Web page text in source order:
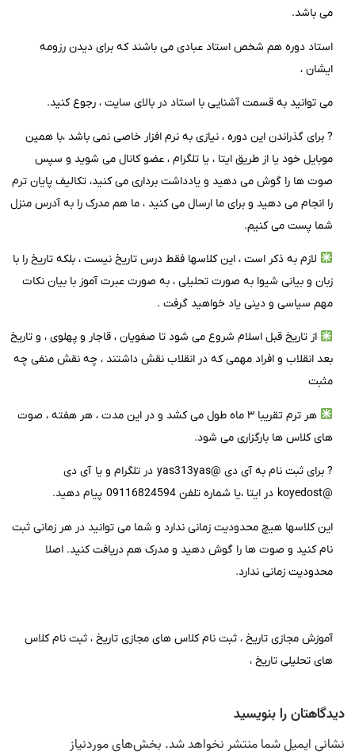
می باشد.
استاد دوره هم شخص استاد عبادی می باشند که برای دیدن رزومه
ایشان ،
می توانید به قسمت آشنایی با استاد در بالای سایت ، رجوع کنید.
? برای گذراندن این دوره ، نیازی به نرم افزار خاصی نمی باشد ،با همین
موبایل خود یا از طریق ایتا ، یا تلگرام ، عضو کانال می شوید و سپس
صوت ها را گوش می دهید و یادداشت برداری می کنید، تکالیف پایان ترم
را انجام می دهید و برای ما ارسال می کنید ، ما هم مدرک را به آدرس منزل
شما پست می کنیم.
لازم به ذکر است ، این کلاسها فقط درس تاریخ نیست ، بلکه تاریخ را با
زبان و بیانی شیوا به صورت تحلیلی ، به صورت عبرت آموز با بیان نکات
مهم سیاسی و دینی یاد خواهید گرفت .
از تاریخ قبل اسلام شروع می شود تا صفویان ، قاجار و پهلوی ، و تاریخ
بعد انقلاب و افراد مهمی که در انقلاب نقش داشتند ، چه نقش منفی چه
مثبت
هر ترم تقریبا ۳ ماه طول می کشد و در این مدت ، هر هفته ، صوت
های کلاس ها بارگزاری می شود.
? برای ثبت نام به آی دی @yas313yas در تلگرام و یا آی دی
@koyedost در ایتا ،یا شماره تلفن 09116824594 پیام دهید.
این کلاسها هیچ محدودیت زمانی ندارد و شما می توانید در هر زمانی ثبت
نام کنید و صوت ها را گوش دهید و مدرک هم دریافت کنید. اصلا
محدودیت زمانی ندارد.
آموزش مجازی تاریخ ، ثبت نام کلاس های مجازی تاریخ ، ثبت نام کلاس
های تحلیلی تاریخ ،
دیدگاهتان را بنویسید
نشانی ایمیل شما منتشر نخواهد شد. بخش‌های موردنیاز